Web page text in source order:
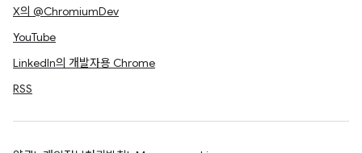
X의 @ChromiumDev
YouTube
LinkedIn의 개발자용 Chrome
RSS